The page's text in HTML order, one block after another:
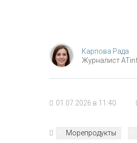
Карпова Рада
Журналист
01.07.2026 в 11:40
Морепродукты